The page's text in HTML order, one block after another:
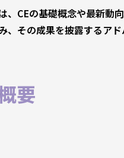
、CEの基礎概念や最新動
、その成果を披露するア
要